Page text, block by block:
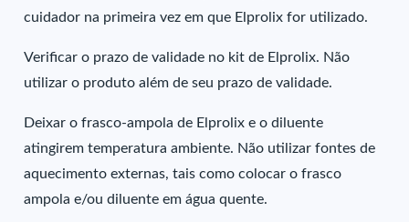
cuidador na primeira vez em que Elprolix for utilizado.
Verificar o prazo de validade no kit de Elprolix. Não
utilizar o produto além de seu prazo de validade.
Deixar o frasco-ampola de Elprolix e o diluente
atingirem temperatura ambiente. Não utilizar fontes de
aquecimento externas, tais como colocar o frasco
ampola e/ou diluente em água quente.